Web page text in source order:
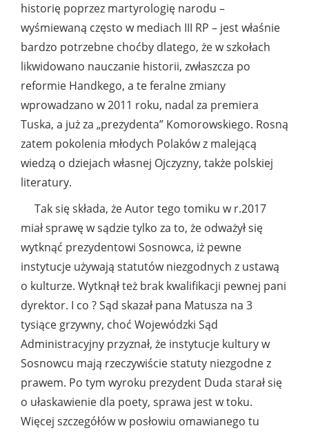
historię poprzez martyrologię narodu –
wyśmiewaną często w mediach III RP – jest właśnie
bardzo potrzebne choćby dlatego, że w szkołach
likwidowano nauczanie historii, zwłaszcza po
reformie Handkego, a te feralne zmiany
wprowadzano w 2011 roku, nadal za premiera
Tuska, a już za „prezydenta” Komorowskiego. Rosną
zatem pokolenia młodych Polaków z malejącą
wiedzą o dziejach własnej Ojczyzny, także polskiej
literatury.
Tak się składa, że Autor tego tomiku w r.2017
miał sprawę w sądzie tylko za to, że odważył się
wytknąć prezydentowi Sosnowca, iż pewne
instytucje używają statutów niezgodnych z ustawą
o kulturze. Wytknął też brak kwalifikacji pewnej pani
dyrektor. I co ? Sąd skazał pana Matusza na 3
tysiące grzywny, choć Wojewódzki Sąd
Administracyjny przyznał, że instytucje kultury w
Sosnowcu mają rzeczywiście statuty niezgodne z
prawem. Po tym wyroku prezydent Duda starał się
o ułaskawienie dla poety, sprawa jest w toku.
Więcej szczegółów w posłowiu omawianego tu